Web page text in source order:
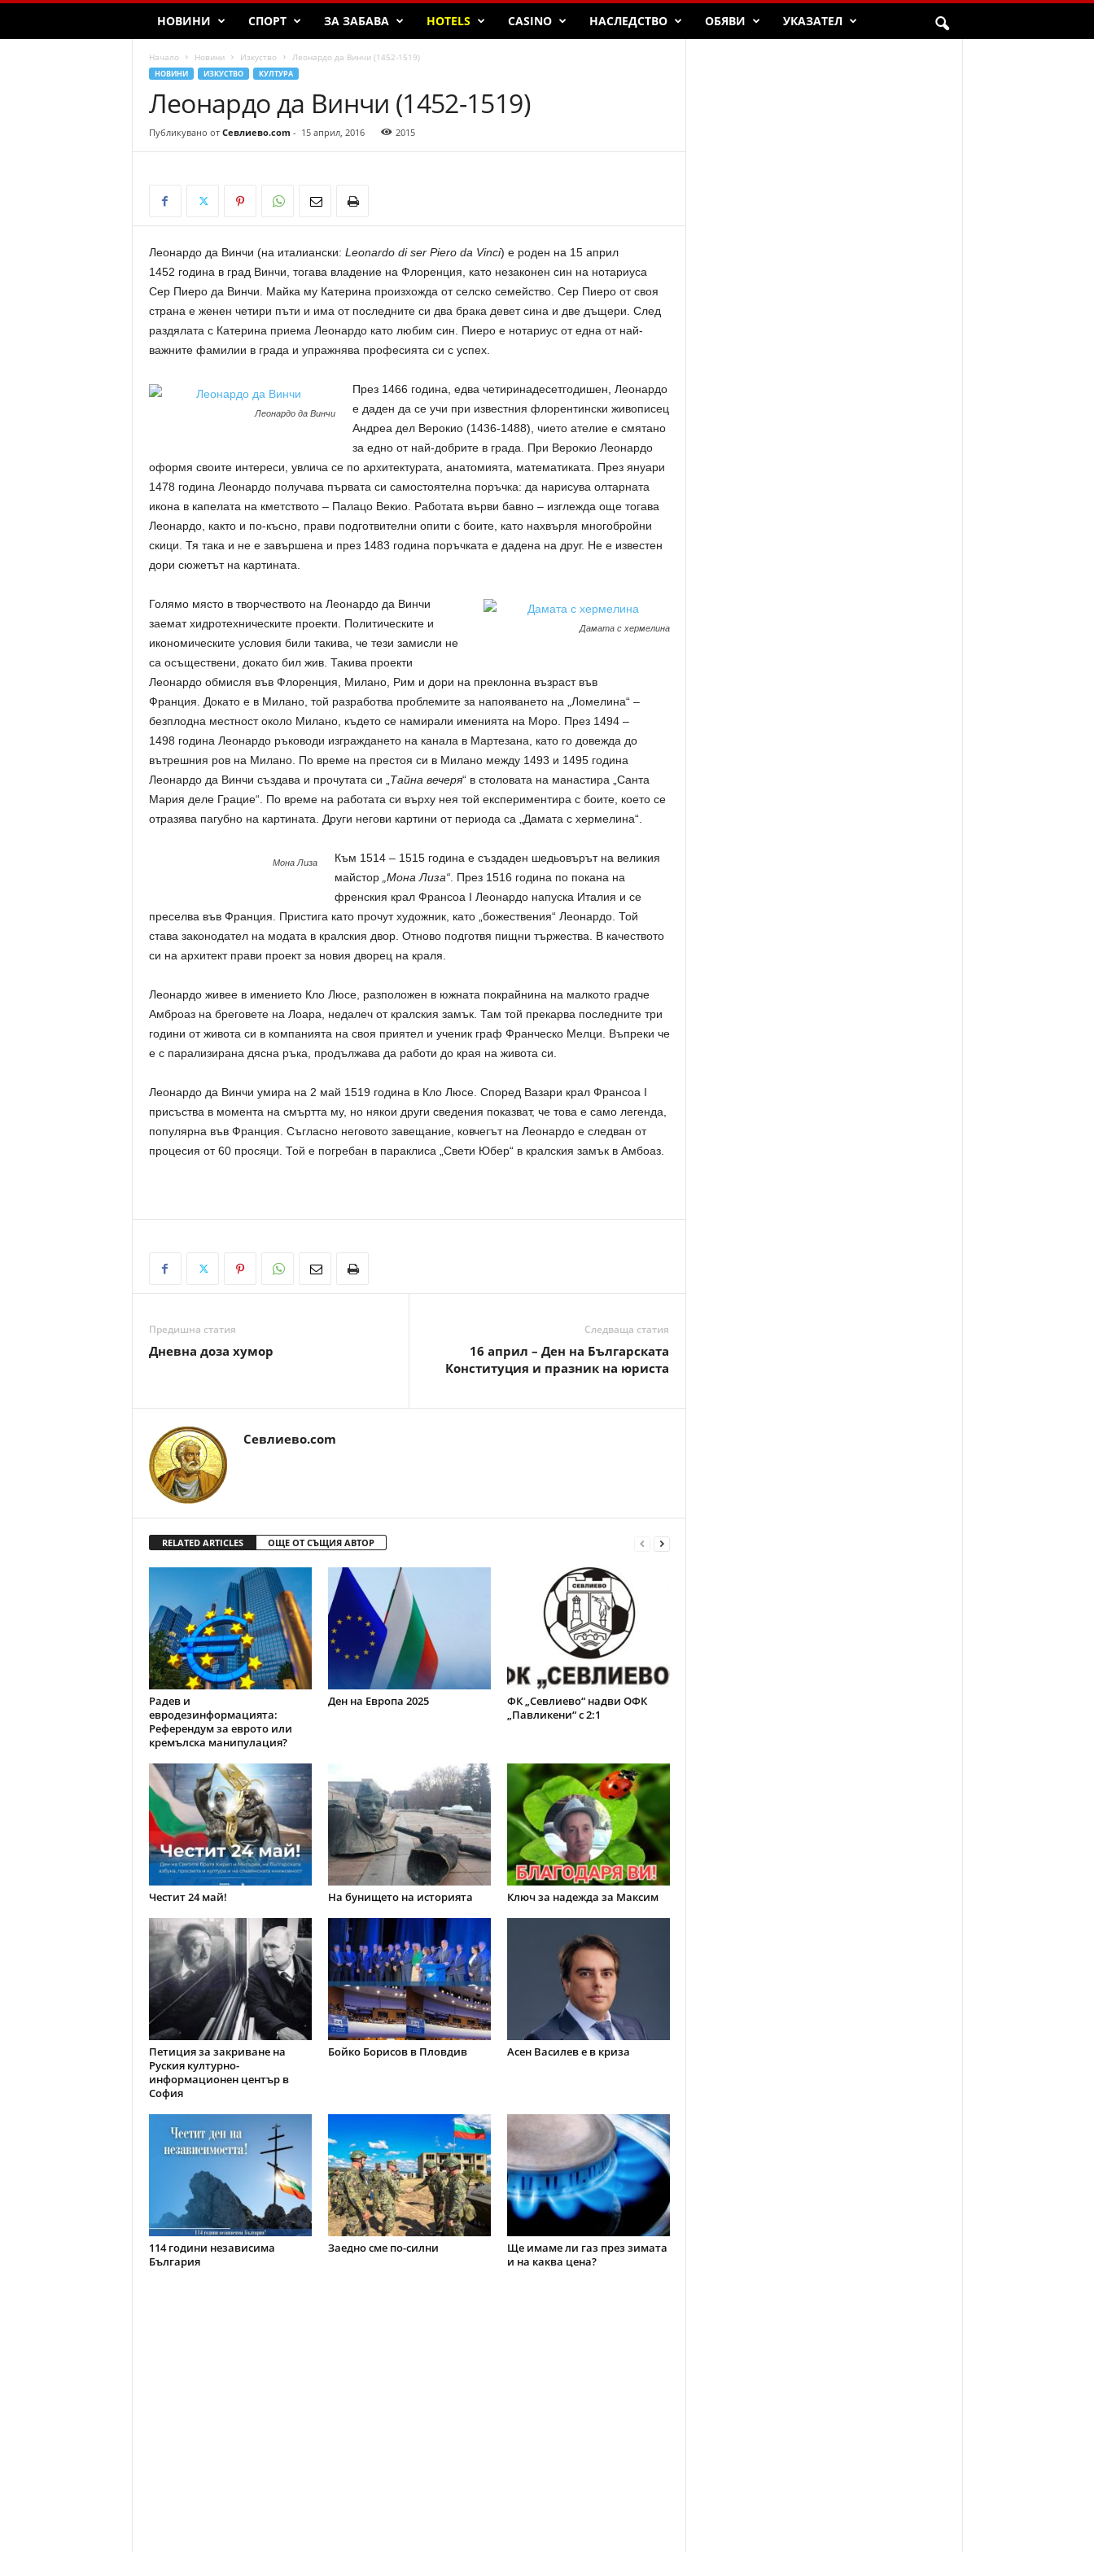
НОВИНИ СПОРТ ЗА ЗАБАВА HOTELS CASINO НАСЛЕДСТВО ОБЯВИ УКАЗАТЕЛ
Начало Новини Изкуство Леонардо да Винчи (1452-1519)
НОВИНИ ИЗКУСТВО КУЛТУРА
Леонардо да Винчи (1452-1519)
Публикувано от Севлиево.com - 15 април, 2016 2015
Леонардо да Винчи (на италиански: Leonardo di ser Piero da Vinci) е роден на 15 април
1452 година в град Винчи, тогава владение на Флоренция, като незаконен син на нотариуса
Сер Пиеро да Винчи. Майка му Катерина произхожда от селско семейство. Сер Пиеро от своя
страна е женен четири пъти и има от последните си два брака девет сина и две дъщери. След
раздялата с Катерина приема Леонардо като любим син. Пиеро е нотариус от една от най-
важните фамилии в града и упражнява професията си с успех.
Леонардо да Винчи
През 1466 година, едва четиринадесетгодишен, Леонардо
е даден да се учи при известния флорентински живописец
Андреа дел Верокио (1436-1488), чието ателие е смятано
за едно от най-добрите в града. При Верокио Леонардо
оформя своите интереси, увлича се по архитектурата, анатомията, математиката. През януари
1478 година Леонардо получава първата си самостоятелна поръчка: да нарисува олтарната
икона в капелата на кметството – Палацо Векио. Работата върви бавно – изглежда още тогава
Леонардо, както и по-късно, прави подготвителни опити с боите, като нахвърля многобройни
скици. Тя така и не е завършена и през 1483 година поръчката е дадена на друг. Не е известен
дори сюжетът на картината.
Дамата с хермелина
Голямо място в творчеството на Леонардо да Винчи
заемат хидротехническите проекти. Политическите и
икономическите условия били такива, че тези замисли не
са осъществени, докато бил жив. Такива проекти
Леонардо обмисля във Флоренция, Милано, Рим и дори на преклонна възраст във
Франция. Докато е в Милано, той разработва проблемите за напояването на „Ломелина“ –
безплодна местност около Милано, където се намирали именията на Моро. През 1494 –
1498 година Леонардо ръководи изграждането на канала в Мартезана, като го довежда до
вътрешния ров на Милано. По време на престоя си в Милано между 1493 и 1495 година
Леонардо да Винчи създава и прочутата си „ Тайна вечеря“ в столовата на манастира „Санта
Мария деле Грацие“. По време на работата си върху нея той експериментира с боите, което се
отразява пагубно на картината. Други негови картини от периода са „Дамата с хермелина“.
Мона Лиза
Към 1514 – 1515 година е създаден шедьовърът на великия
майстор „Мона Лиза“. През 1516 година по покана на
френския крал Франсоа I Леонардо напуска Италия и се
преселва във Франция. Пристига като прочут художник, като „божествения“ Леонардо. Той
става законодател на модата в кралския двор. Отново подготвя пищни тържества. В качеството
си на архитект прави проект за новия дворец на краля.
Леонардо живее в имението Кло Люсе, разположен в южната покрайнина на малкото градче
Амброаз на бреговете на Лоара, недалеч от кралския замък. Там той прекарва последните три
години от живота си в компанията на своя приятел и ученик граф Франческо Мелци. Въпреки че
е с парализирана дясна ръка, продължава да работи до края на живота си.
Леонардо да Винчи умира на 2 май 1519 година в Кло Люсе. Според Вазари крал Франсоа I
присъства в момента на смъртта му, но някои други сведения показват, че това е само легенда,
популярна във Франция. Съгласно неговото завещание, ковчегът на Леонардо е следван от
процесия от 60 просяци. Той е погребан в параклиса „Свети Юбер“ в кралския замък в Амбоаз.
Предишна статия
Дневна доза хумор
Следваща статия
16 април – Ден на Българската
Конституция и празник на юриста
Севлиево.com
RELATED ARTICLES ОЩЕ ОТ СЪЩИЯ АВТОР
Радев и
евродезинформацията:
Референдум за еврото или
кремълска манипулация?
Ден на Европа 2025
ФК „Севлиево“ надви ОФК
„Павликени“ с 2:1
Честит 24 май! На бунището на историята Ключ за надежда за Максим
Петиция за закриване на
Руския културно-
информационен център в
София
Бойко Борисов в Пловдив Асен Василев е в криза
114 години независима
България
Заедно сме по-силни
Ще имаме ли газ през зимата
и на каква цена?